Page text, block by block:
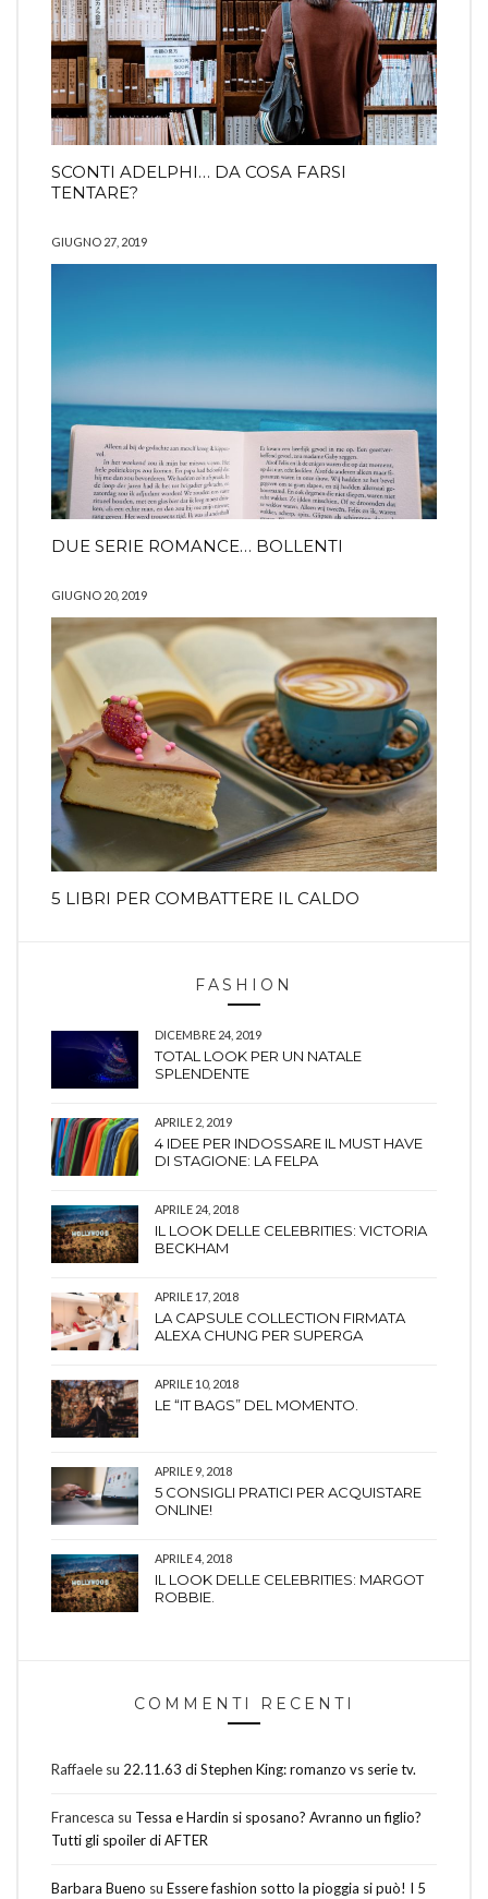
SCONTI ADELPHI… DA COSA FARSI
TENTARE?
GIUGNO 27, 2019
DUE SERIE ROMANCE… BOLLENTI
GIUGNO 20, 2019
5 LIBRI PER COMBATTERE IL CALDO
FASHION
DICEMBRE 24, 2019
TOTAL LOOK PER UN NATALE
SPLENDENTE
APRILE 2, 2019
4 IDEE PER INDOSSARE IL MUST HAVE
DI STAGIONE: LA FELPA
APRILE 24, 2018
IL LOOK DELLE CELEBRITIES: VICTORIA
BECKHAM
APRILE 17, 2018
LA CAPSULE COLLECTION FIRMATA
ALEXA CHUNG PER SUPERGA
APRILE 10, 2018
LE “IT BAGS” DEL MOMENTO.
APRILE 9, 2018
5 CONSIGLI PRATICI PER ACQUISTARE
ONLINE!
APRILE 4, 2018
IL LOOK DELLE CELEBRITIES: MARGOT
ROBBIE.
COMMENTI RECENTI
Raffaele su 22.11.63 di Stephen King: romanzo vs serie tv.
Francesca su Tessa e Hardin si sposano? Avranno un figlio?
Tutti gli spoiler di AFTER
Barbara Bueno su Essere fashion sotto la pioggia si può! I 5